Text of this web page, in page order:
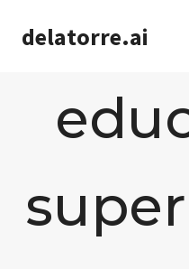
delatorre.ai